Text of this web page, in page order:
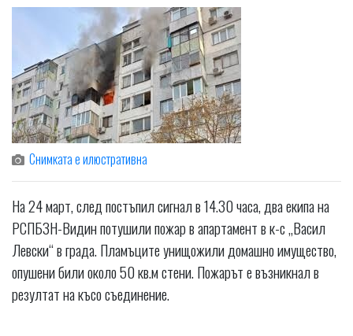
Снимката е илюстративна
На 24 март, след постъпил сигнал в 14.30 часа, два екипа на
РСПБЗН-Видин потушили пожар в апартамент в к-с „Васил
Левски“ в града. Пламъците унищожили домашно имущество,
опушени били около 50 кв.м стени. Пожарът е възникнал в
резултат на късо съединение.